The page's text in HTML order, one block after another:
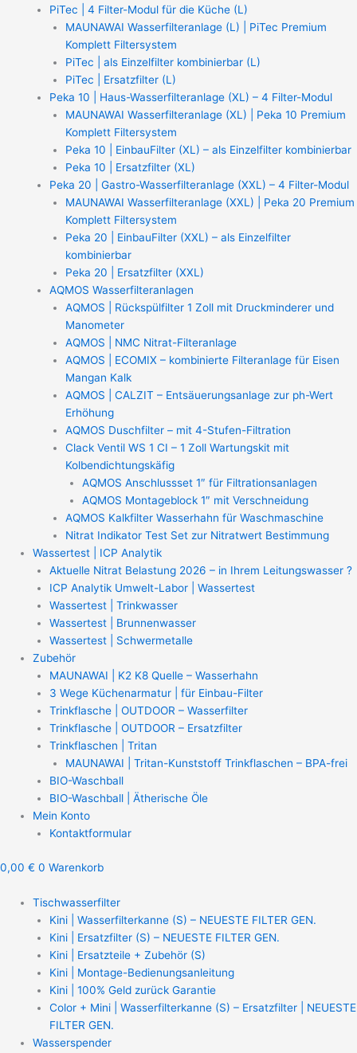
PiTec | 4 Filter-Modul für die Küche (L)
MAUNAWAI Wasserfilteranlage (L) | PiTec Premium
Komplett Filtersystem
PiTec | als Einzelfilter kombinierbar (L)
PiTec | Ersatzfilter (L)
Peka 10 | Haus-Wasserfilteranlage (XL) – 4 Filter-Modul
MAUNAWAI Wasserfilteranlage (XL) | Peka 10 Premium
Komplett Filtersystem
Peka 10 | EinbauFilter (XL) – als Einzelfilter kombinierbar
Peka 10 | Ersatzfilter (XL)
Peka 20 | Gastro-Wasserfilteranlage (XXL) – 4 Filter-Modul
MAUNAWAI Wasserfilteranlage (XXL) | Peka 20 Premium
Komplett Filtersystem
Peka 20 | EinbauFilter (XXL) – als Einzelfilter
kombinierbar
Peka 20 | Ersatzfilter (XXL)
AQMOS Wasserfilteranlagen
AQMOS | Rückspülfilter 1 Zoll mit Druckminderer und
Manometer
AQMOS | NMC Nitrat-Filteranlage
AQMOS | ECOMIX – kombinierte Filteranlage für Eisen
Mangan Kalk
AQMOS | CALZIT – Entsäuerungsanlage zur ph-Wert
Erhöhung
AQMOS Duschfilter – mit 4-Stufen-Filtration
Clack Ventil WS 1 CI – 1 Zoll Wartungskit mit
Kolbendichtungskäfig
AQMOS Anschlussset 1″ für Filtrationsanlagen
AQMOS Montageblock 1″ mit Verschneidung
AQMOS Kalkfilter Wasserhahn für Waschmaschine
Nitrat Indikator Test Set zur Nitratwert Bestimmung
Wassertest | ICP Analytik
Aktuelle Nitrat Belastung 2026 – in Ihrem Leitungswasser ?
ICP Analytik Umwelt-Labor | Wassertest
Wassertest | Trinkwasser
Wassertest | Brunnenwasser
Wassertest | Schwermetalle
Zubehör
MAUNAWAI | K2 K8 Quelle – Wasserhahn
3 Wege Küchenarmatur | für Einbau-Filter
Trinkflasche | OUTDOOR – Wasserfilter
Trinkflasche | OUTDOOR – Ersatzfilter
Trinkflaschen | Tritan
MAUNAWAI | Tritan-Kunststoff Trinkflaschen – BPA-frei
BIO-Waschball
BIO-Waschball | Ätherische Öle
Mein Konto
Kontaktformular
0,00 € 0 Warenkorb
Tischwasserfilter
Kini | Wasserfilterkanne (S) – NEUESTE FILTER GEN.
Kini | Ersatzfilter (S) – NEUESTE FILTER GEN.
Kini | Ersatzteile + Zubehör (S)
Kini | Montage-Bedienungsanleitung
Kini | 100% Geld zurück Garantie
Color + Mini | Wasserfilterkanne (S) – Ersatzfilter | NEUESTE
FILTER GEN.
Wasserspender